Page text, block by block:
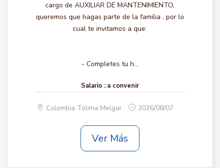
cargo de AUXILIAR DE MANTENIMIENTO,
queremos que hagas parte de la familia , por lo
cual te invitamos a que:
- Completes tu h...
Salario : a convenir
Colombia Tolima Melgar 2026/08/07
Ver Más